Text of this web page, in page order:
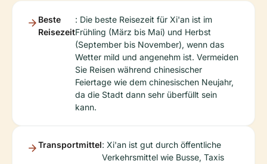
Beste
Reisezeit
: Die beste Reisezeit für Xi'an ist im
Frühling (März bis Mai) und Herbst
(September bis November), wenn das
Wetter mild und angenehm ist. Vermeiden
Sie Reisen während chinesischer
Feiertage wie dem chinesischen Neujahr,
da die Stadt dann sehr überfüllt sein
kann.
Transportmittel: Xi'an ist gut durch öffentliche
Verkehrsmittel wie Busse, Taxis